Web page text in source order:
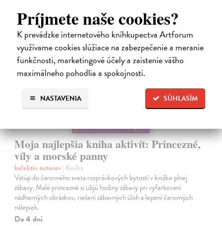
Príjmete naše cookies?
K prevádzke internetového kníhkupectva Artforum
využívame cookies slúžiace na zabezpečenie a meranie
funkčnosti, marketingové účely a zaistenie vášho
maximálneho pohodlia a spokojnosti.
SÚHLASÍM
NASTAVENIA
Moja najlepšia kniha aktivít: Princezné,
víly a morské panny
kolektív autorov| Kniha
Vstúp do čarovného sveta rozprávkových bytostí v knižke plnej
zábavy. Malé princezné si užijú hodiny zábavy pri vyfarbovaní
nádherných obrázkov, riešení zábavných úloh a lepení čarovných
nálepiek.
Do 4 dní